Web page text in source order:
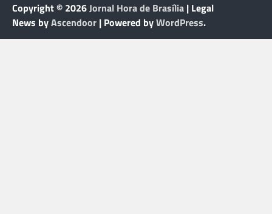
Copyright © 2026Jornal Hora de Brasília | Legal
News byAscendoor | Powered byWordPress.